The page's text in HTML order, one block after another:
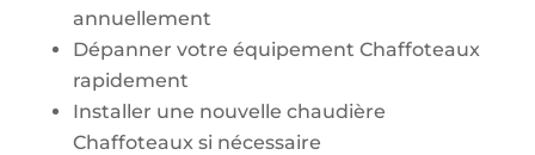
annuellement
Dépanner votre équipement Chaffoteaux
rapidement
Installer une nouvelle chaudière
Chaffoteaux si nécessaire